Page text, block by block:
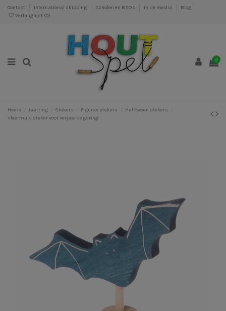
Contact International shipping Scholen en BSO's In de media
Blog
Verlanglijst (0)
0
Home Jaarring Stekers Figuren stekers
Halloween stekers
Vleermuis steker voor verjaardagsring